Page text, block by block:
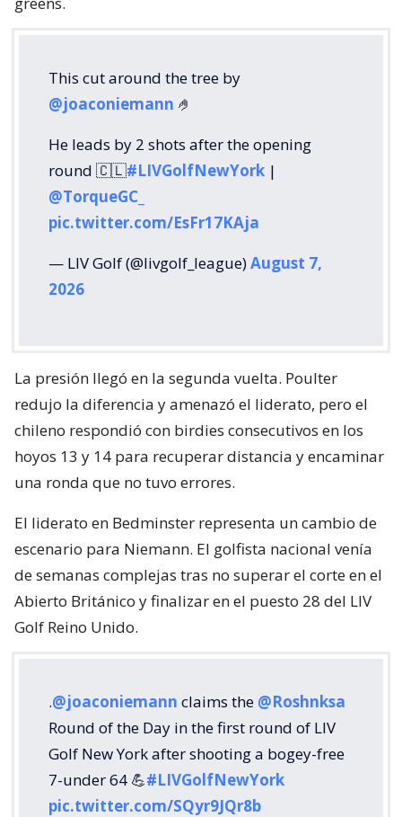
This cut around the tree by
@joaconiemann 🤌
He leads by 2 shots after the opening
round 🇨🇱#LIVGolfNewYork |
@TorqueGC_
pic.twitter.com/EsFr17KAja
— LIV Golf (@livgolf_league)August 7,
2026
La presión llegó en la segunda vuelta. Poulter
redujo la diferencia y amenazó el liderato, pero el
chileno respondió con birdies consecutivos en los
hoyos 13 y 14 para recuperar distancia y encaminar
una ronda que no tuvo errores.
El liderato en Bedminster representa un cambio de
escenario para Niemann. El golfista nacional venía
de semanas complejas tras no superar el corte en el
Abierto Británico y finalizar en el puesto 28 del LIV
Golf Reino Unido.
.@joaconiemann claims the @Roshnksa
Round of the Day in the first round of LIV
Golf New York after shooting a bogey-free
7-under 64 💪#LIVGolfNewYork
pic.twitter.com/SQyr9JQr8b